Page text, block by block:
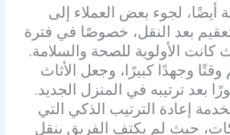
أيضًا، لجوء بعض العملاء إلى
بعد النقل، خصوصًا في فترة
كانت الأولوية للصحة والسلامة.
وجهدًا كبيرًا، وجعل الأثاث
بعد ترتيبه في المنزل الجديد.
إعادة الترتيب الذكي التي
حيث لم يكتف الفريق بنقل